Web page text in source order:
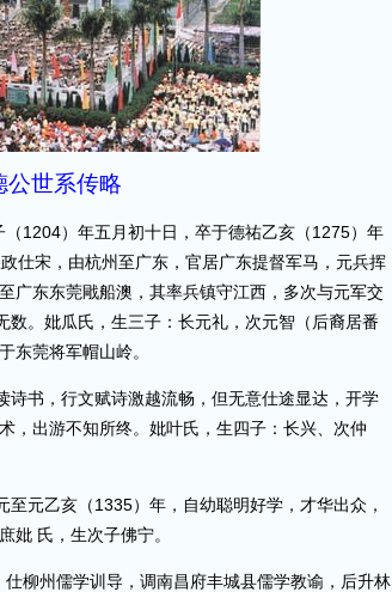
公世系传略
1204）年五月初十日，卒于德祐乙亥（1275）年
仕宋，由杭州至广东，官居广东提督军马，元兵挥
广东东莞戙船澳，其率兵镇守江西，多次与元军交
数。妣瓜氏，生三子：长元礼，次元智（后裔居番
东莞将军帽山岭。
书，行文赋诗激越流畅，但无意仕途显达，开学
，出游不知所终。妣叶氏，生四子：长兴、次仲
元乙亥（1335）年，自幼聪明好学，才华出众，
妣 氏，生次子佛宁。
柳州儒学训导，调南昌府丰城县儒学教谕，后升林